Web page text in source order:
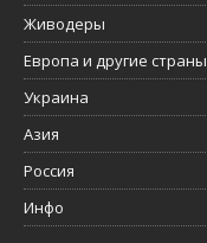
Живодеры
Европа и другие страны
Украина
Азия
Россия
Инфо